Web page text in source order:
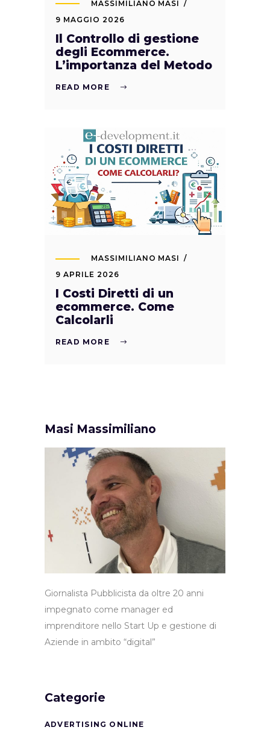
MASSIMILIANO MASI
9 MAGGIO 2026
Il Controllo di gestione
degli Ecommerce.
L’importanza del Metodo
READ MORE
MASSIMILIANO MASI
9 APRILE 2026
I Costi Diretti di un
ecommerce. Come
Calcolarli
READ MORE
Masi Massimiliano
Giornalista Pubblicista da oltre 20 anni
impegnato come manager ed
imprenditore nello Start Up e gestione di
Aziende in ambito “digital”
Categorie
ADVERTISING ONLINE